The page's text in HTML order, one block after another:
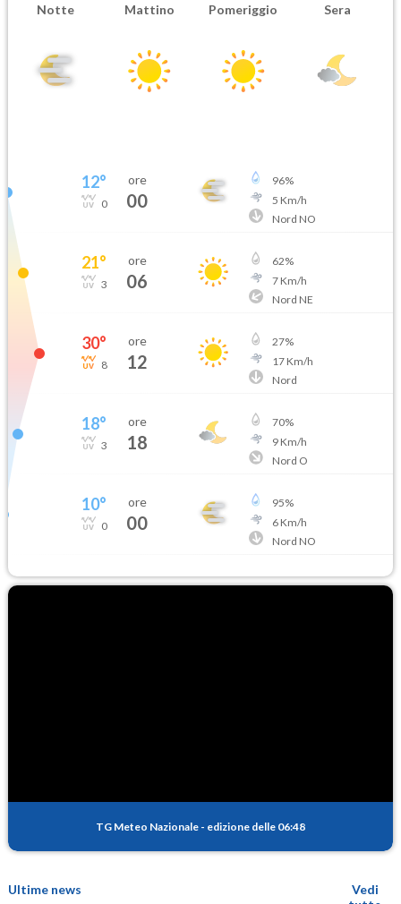
Notte Mattino Pomeriggio Sera
12°
0
ore
00
96%
5 Km/h
Nord NO
21°
3
ore
06
62%
7Km/h
Nord NE
30°
8
ore
12
27%
17Km/h
Nord
18°
3
ore
18
70%
9Km/h
Nord O
10°
0
ore
00
95%
6Km/h
Nord NO
TG Meteo Nazionale - edizione delle 06:48
Ultime news
Vedi